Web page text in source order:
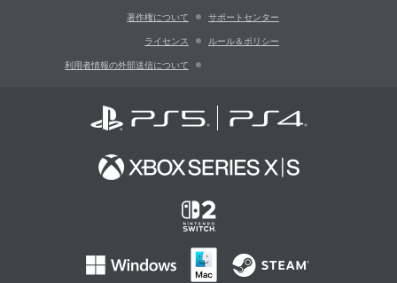
著作権について サポートセンター
ライセンス ルール＆ポリシー
利用者情報の外部送信について